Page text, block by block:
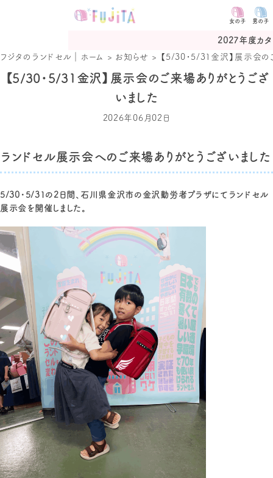
女の子 男の子
2027年度カタログ予約受付中
フジタのランドセル｜ホーム
> お知らせ > 【5/30・5/31金沢】展示会の
【5/30・5/31金沢】展示会のご来場ありがとうござ
いました
2026年06月02日
ランドセル展示会へのご来場ありがとうございました
5/30・5/31の2日間、 石川県金沢市 の 金沢勤労者プラザにてランドセル
展示会を開催しました。